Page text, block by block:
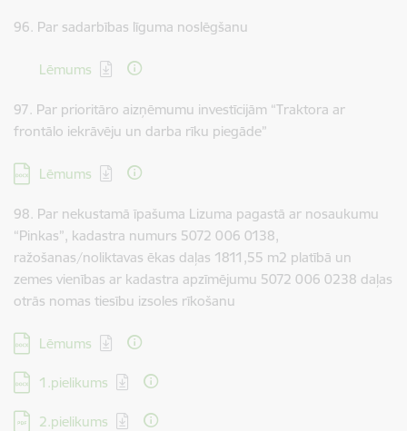
96. Par sadarbības līguma noslēgšanu
Lejupielādēt:
Lēmums
97. Par prioritāro aizņēmumu investīcijām “Traktora ar
frontālo iekrāvēju un darba rīku piegāde”
Lejupielādēt:
Lēmums
98. Par nekustamā īpašuma Lizuma pagastā ar nosaukumu
“Pinkas”, kadastra numurs 5072 006 0138,
ražošanas/noliktavas ēkas daļas 1811,55 m2 platībā un
zemes vienības ar kadastra apzīmējumu 5072 006 0238 daļas
otrās nomas tiesību izsoles rīkošanu
Lejupielādēt:
Lēmums
Lejupielādēt:
1.pielikums
Lejupielādēt:
2.pielikums